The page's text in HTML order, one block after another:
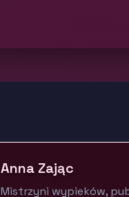
Anna Zając
Mistrzyni wypieków,